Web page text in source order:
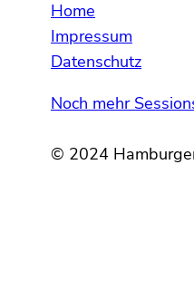
Home
Impressum
Datenschutz
Noch mehr
© 2024